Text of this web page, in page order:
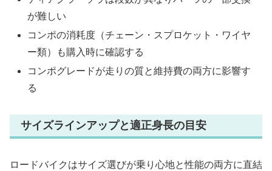
が難しい
コンポの消耗度（チェーン・スプロケット・ワイヤ
ー類）も購入時に確認する
コンポグレードが走りの質と維持費の両方に影響す
る
サイズラインアップと適正身長の目安
ロードバイクはサイズ選びが乗り心地と性能の両方に直結